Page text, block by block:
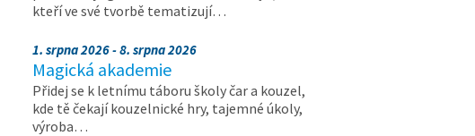
kteří ve své tvorbě tematizují…
1. srpna 2026 - 8. srpna 2026
Magická akademie
Přidej se k letnímu táboru školy čar a kouzel,
kde tě čekají kouzelnické hry, tajemné úkoly,
výroba…